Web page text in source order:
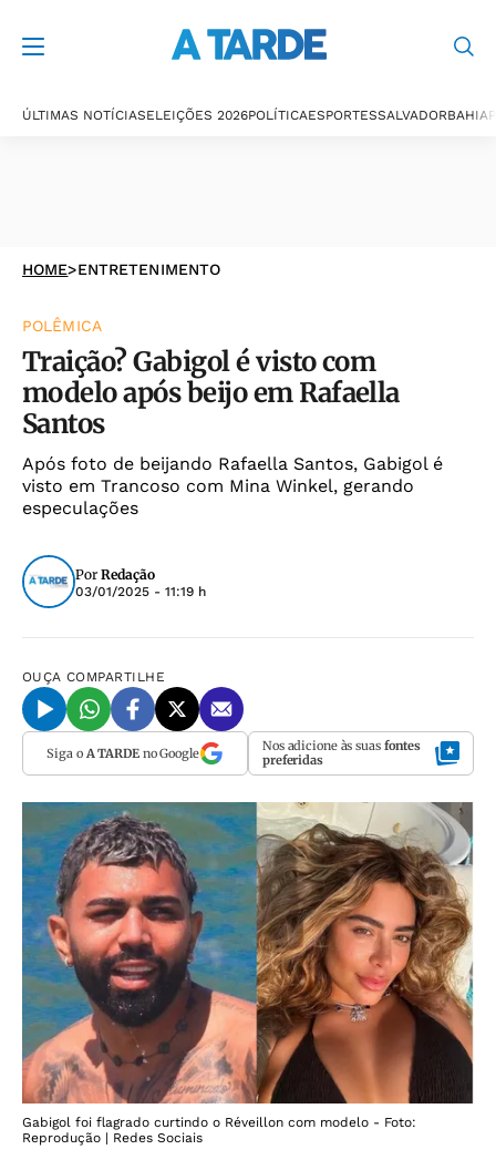
ÚLTIMAS NOTÍCIASELEIÇÕES 2026POLÍTICAESPORTESSALVADORBAHIA
HOME>ENTRETENIMENTO
POLÊMICA
Traição? Gabigol é visto com
modelo após beijo em Rafaella
Santos
Após foto de beijando Rafaella Santos, Gabigol é
visto em Trancoso com Mina Winkel, gerando
especulações
Por Redação
03/01/2025 - 11:19 h
OUÇA COMPARTILHE
Siga o A TARDEno Google Nos adicione às suas fontes
preferidas
Gabigol foi flagrado curtindo o Réveillon com modelo - Foto:
Reprodução | Redes Sociais